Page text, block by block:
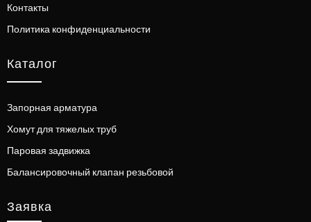
Контакты
Политика конфиденциальности
Каталог
Запорная арматура
Хомут для тяжелых труб
Паровая задвижка
Балансировочный клапан резьбовой
Заявка